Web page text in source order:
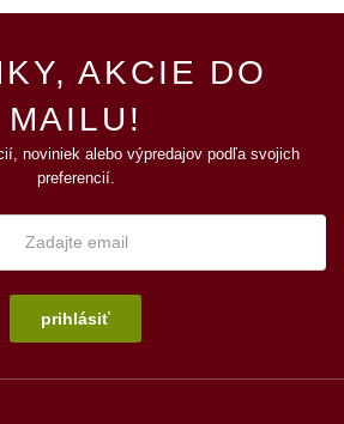
AKCIE DO
MAILU!
noviniek alebo výpredajov podľa svojich
preferencií.
prihlásiť